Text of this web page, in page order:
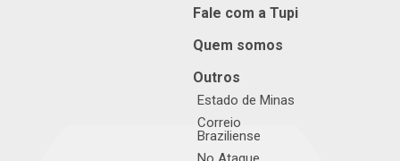
Fale com a Tupi
Quem somos
Outros
Estado de Minas
Correio
Braziliense